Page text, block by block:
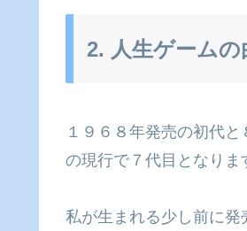
2. 人生ゲームの
１９６８年発売の初代
の現行で７代目となりま
私が生まれる少し前に発